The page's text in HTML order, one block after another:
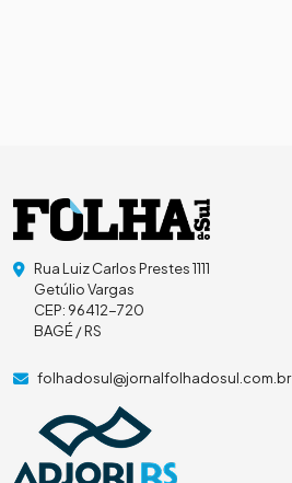
Rua Luiz Carlos Prestes 1111
Getúlio Vargas
CEP: 96412-720
BAGÉ / RS
folhadosul@jornalfolhadosul.com.br